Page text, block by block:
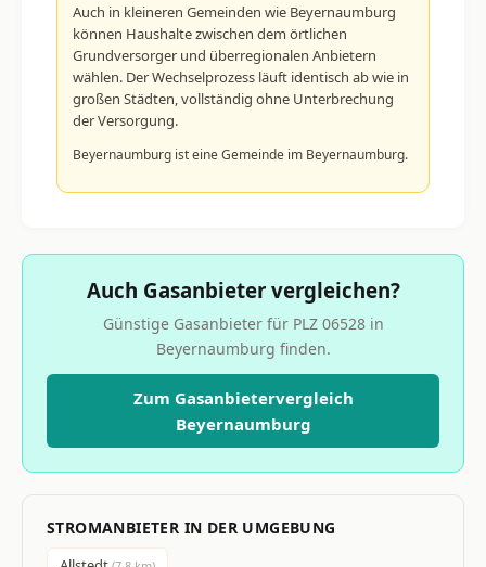
Auch in kleineren Gemeinden wie Beyernaumburg
können Haushalte zwischen dem örtlichen
Grundversorger und überregionalen Anbietern
wählen. Der Wechselprozess läuft identisch ab wie in
großen Städten, vollständig ohne Unterbrechung
der Versorgung.
Beyernaumburg ist eine Gemeinde im Beyernaumburg.
Auch Gasanbieter vergleichen?
Günstige Gasanbieter für PLZ 06528 in
Beyernaumburg finden.
Zum Gasanbietervergleich
Beyernaumburg
STROMANBIETER IN DER UMGEBUNG